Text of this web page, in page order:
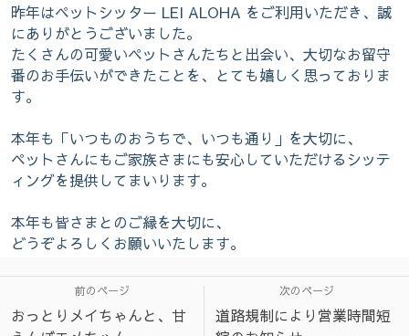
昨年はペットシッター LEI ALOHA をご利用いただき、誠
にありがとうございました。
たくさんの可愛いペットさんたちと出会い、大切なお留守
番のお手伝いができたことを、とても嬉しく思っておりま
す。
本年も「いつものおうちで、いつも通り」を大切に、
ペットさんにもご家族さまにも安心していただけるシッテ
ィングを提供してまいります。
本年も皆さまとのご縁を大切に、
どうぞよろしくお願いいたします。
前のページ
おっとりメイちゃんと、甘
次のページ
道路規制により営業時間短